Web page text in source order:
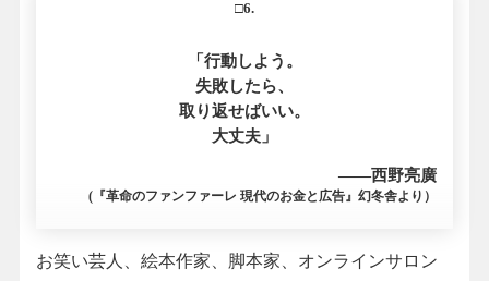
□6.
「行動しよう。
失敗したら、
取り返せばいい。
大丈夫」
――西野亮廣
(『革命のファンファーレ 現代のお金と広告』幻冬舎より）
お笑い芸人、絵本作家、脚本家、オンラインサロン